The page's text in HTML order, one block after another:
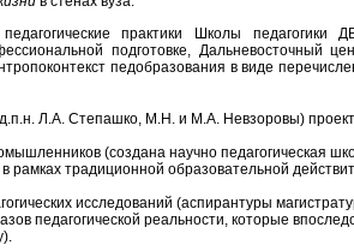
практики Школы педагогики
подготовке, Дальневосточный
педобразования в виде
Л.А. Степашко, М.Н. и М.А. Невзоровы)
(создана научно педагогическая
в рамках традиционной образовательной
исследований (аспирантуры
педагогической реальности, которые